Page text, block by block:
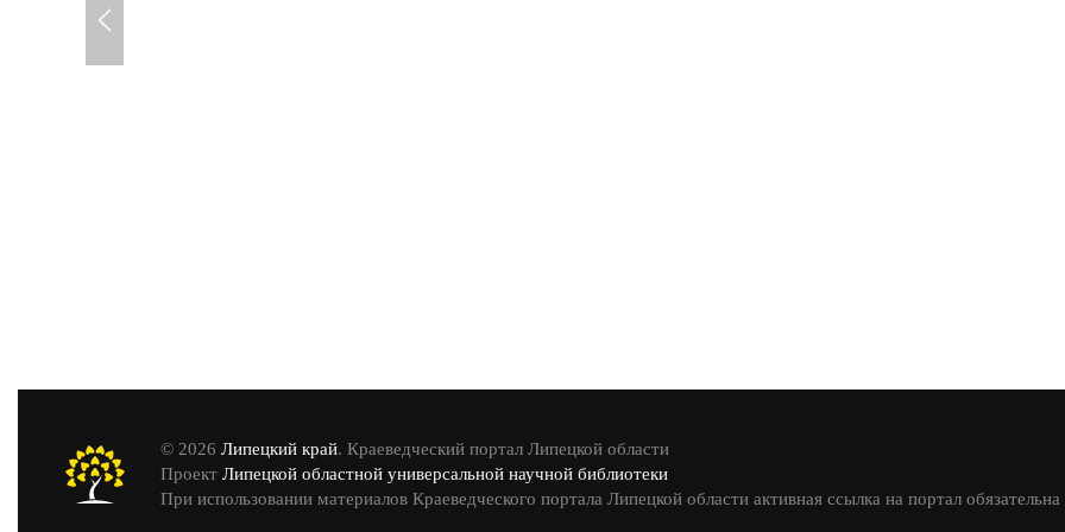
© 2026 Липецкий край. Краеведческий портал Липецкой области
Проект Липецкой областной универсальной научной библиотеки
При использовании материалов Краеведческого портала Липецкой области активная ссылка на портал обязательна